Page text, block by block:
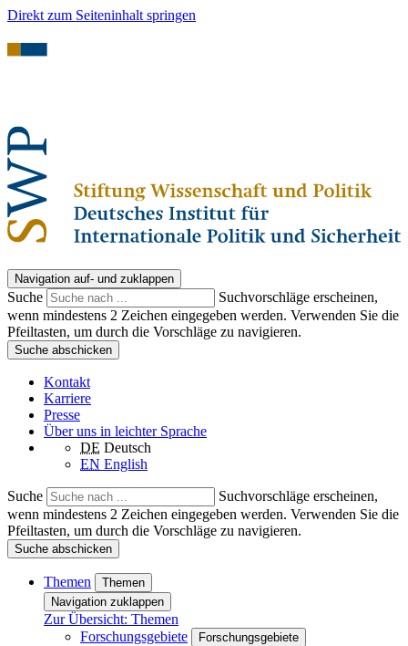
Direkt zum Seiteninhalt springen
Navigation auf- und zuklappen
Suche
Suchvorschläge erscheinen,
wenn mindestens 2 Zeichen eingegeben werden. Verwenden Sie die
Pfeiltasten, um durch die Vorschläge zu navigieren.
Suche abschicken
Kontakt
Karriere
Presse
Über uns in leichter Sprache
DE Deutsch
EN English
Suche
Suchvorschläge erscheinen,
wenn mindestens 2 Zeichen eingegeben werden. Verwenden Sie die
Pfeiltasten, um durch die Vorschläge zu navigieren.
Suche abschicken
Themen
Themen
Navigation zuklappen
Zur Übersicht: Themen
Forschungsgebiete
Forschungsgebiete